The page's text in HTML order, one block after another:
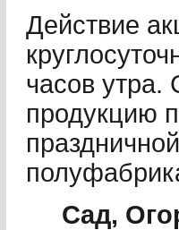
Действие
часов утра.
продукцию
Сад,